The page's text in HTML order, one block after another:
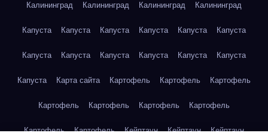
Калининград Калининград Калининград Калининград
Капуста Капуста Капуста Капуста Капуста Капуста
Капуста Капуста Капуста Капуста Капуста Капуста
Капуста Карта сайта Картофель Картофель Картофель
Картофель Картофель Картофель Картофель
Картофель Картофель Кейптаун Кейптаун Кейптаун